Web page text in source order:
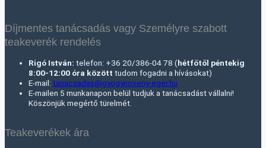
Díjmentes tanácsadás vagy Személyre szabott
teakeverék rendelés
Rigó István: telefon: +36 20/386-04 78 (hétfőtől péntekig
8:00-12:00 óra között tudom fogadni a hívásokat)
E-mail: tanacsadas@gyogynoveny-eger.hu
E-mailen 5 munkanapon belül tudjuk a tanácsadást vállalni!
Köszönjük megértő türelmét.
Teakeverékek ára